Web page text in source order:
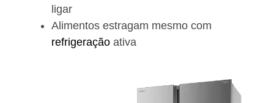
ligar
Alimentos estragam mesmo com
refrigeração ativa